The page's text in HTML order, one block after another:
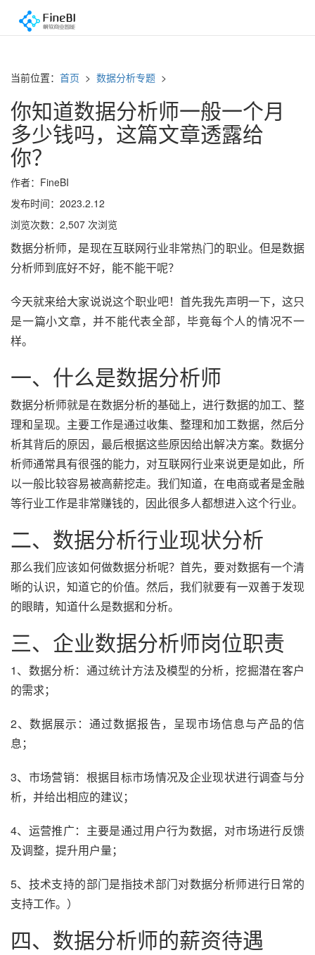
当前位置： 首页 > 数据分析专题 >
你知道数据分析师一般一个月
多少钱吗，这篇文章透露给
你？
作者：FineBI
发布时间：2023.2.12
浏览次数：2,507 次浏览
数据分析师，是现在互联网行业非常热门的职业。但是数据
分析师到底好不好，能不能干呢？
今天就来给大家说说这个职业吧！首先我先声明一下，这只
是一篇小文章，并不能代表全部，毕竟每个人的情况不一
样。
一、什么是数据分析师
数据分析师就是在数据分析的基础上，进行数据的加工、整
理和呈现。主要工作是通过收集、整理和加工数据，然后分
析其背后的原因，最后根据这些原因给出解决方案。数据分
析师通常具有很强的能力，对互联网行业来说更是如此，所
以一般比较容易被高薪挖走。我们知道，在电商或者是金融
等行业工作是非常赚钱的，因此很多人都想进入这个行业。
二、数据分析行业现状分析
那么我们应该如何做数据分析呢？首先，要对数据有一个清
晰的认识，知道它的价值。然后，我们就要有一双善于发现
的眼睛，知道什么是数据和分析。
三、企业数据分析师岗位职责
1、数据分析：通过统计方法及模型的分析，挖掘潜在客户
的需求；
2、数据展示：通过数据报告，呈现市场信息与产品的信
息；
3、市场营销：根据目标市场情况及企业现状进行调查与分
析，并给出相应的建议；
4、运营推广：主要是通过用户行为数据，对市场进行反馈
及调整，提升用户量；
5、技术支持的部门是指技术部门对数据分析师进行日常的
支持工作。）
四、数据分析师的薪资待遇